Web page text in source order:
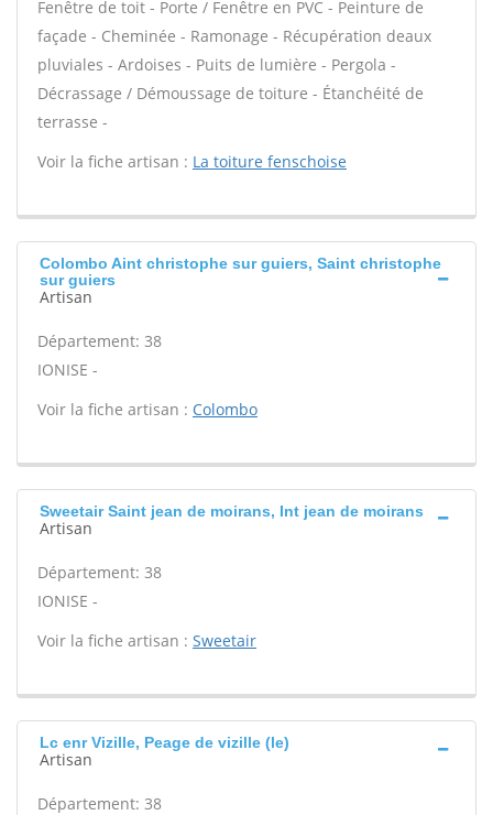
Fenêtre de toit - Porte / Fenêtre en PVC - Peinture de
façade - Cheminée - Ramonage - Récupération deaux
pluviales - Ardoises - Puits de lumière - Pergola -
Décrassage / Démoussage de toiture - Étanchéité de
terrasse -
Voir la fiche artisan : La toiture fenschoise
Colombo Aint christophe sur guiers, Saint christophe
sur guiers
Artisan
Département: 38
IONISE -
Voir la fiche artisan : Colombo
Sweetair Saint jean de moirans, Int jean de moirans
Artisan
Département: 38
IONISE -
Voir la fiche artisan : Sweetair
Lc enr Vizille, Peage de vizille (le)
Artisan
Département: 38